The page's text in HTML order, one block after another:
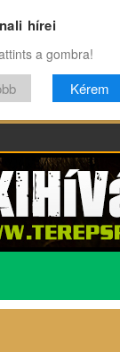
Archívum
VILÁG
hírei
a gombra!
Kérem